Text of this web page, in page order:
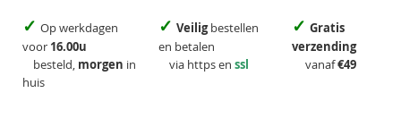
✓ Op werkdagen
voor 16.00u
besteld, morgen in
huis
✓ Veiligbestellen
en betalen
via https en ssl
✓ Gratis
verzending
vanaf€49